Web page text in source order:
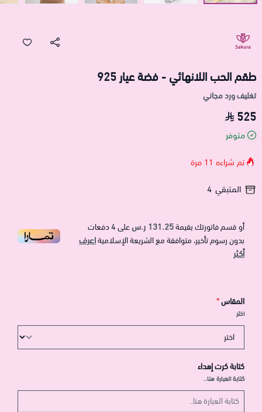
طقم الحب اللانهائي - فضة عيار 925
تغليف ورد مجاني
525
متوفر
تم شراءه 11 مرة
المتبقي 4
أو قسم فاتورتك بقيمة131.25 ر.س على4دفعات
بدون رسوم تأخير، متوافقة مع الشريعة الإسلاميةاعرف
أكثر
المقاس*
اختر
كتابة كرت إهداء
كتابة العبارة هنا..